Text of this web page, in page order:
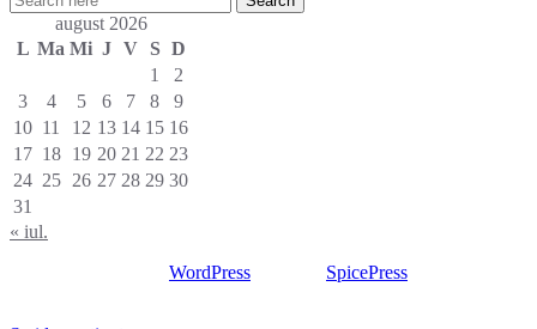
august 2026
L Ma Mi J V S D
1
2
3
4 5 6 7 8
9
10 11 12 13 14 15 16
17 18 19 20 21 22 23
24 25 26 27 28 29 30
31
« iul.
WordPress SpicePress